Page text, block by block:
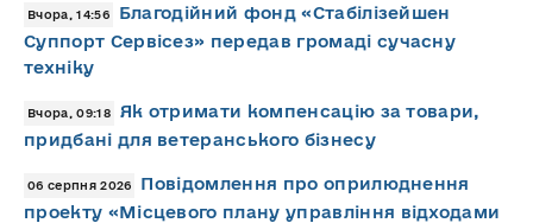
Вчора, 14:56
Благодійний фонд «Стабілізейшен
Суппорт Сервісез» передав громаді сучасну
техніку
Вчора, 09:18
Як отримати компенсацію за товари,
придбані для ветеранського бізнесу
06 серпня 2026
Повідомлення про оприлюднення
проекту «Місцевого плану управління відходами